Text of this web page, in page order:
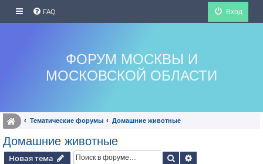
FAQ Вход
ФОРУМ МОСКВЫ И
МОСКОВСКОЙ ОБЛАСТИ
Тематические форумы Домашние животные
Домашние животные
Новая тема Поиск